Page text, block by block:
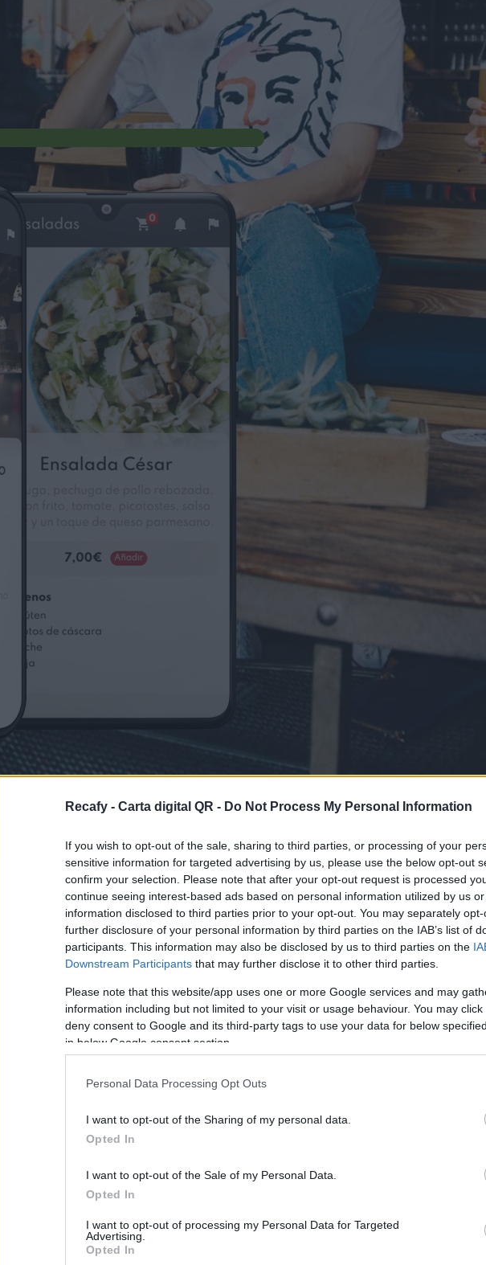
Recafy - Carta digital QR - Do Not Process My Personal Information
If you wish to opt-out of the sale, sharing to third parties, or processing of your
sensitive information for targeted advertising by us, please use the below opt-out
confirm your selection. Please note that after your opt-out request is processed
continue seeing interest-based ads based on personal information utilized by us
information disclosed to third parties prior to your opt-out. You may separately
further disclosure of your personal information by third parties on the IAB’s list of
participants. This information may also be disclosed by us to third parties on the
Downstream Participants that may further disclose it to other third parties.
Please note that this website/app uses one or more Google services and may
information including but not limited to your visit or usage behaviour. You may
deny consent to Google and its third-party tags to use your data for below
in below Google consent section.
Personal Data Processing Opt Outs
I want to opt-out of the Sharing of my personal data.
Opted In
I want to opt-out of the Sale of my Personal Data.
Opted In
I want to opt-out of processing my Personal Data for Targeted
Advertising.
Opted In
PARA BARES Y RESTAURANTES DE LA PROVINCIA DE PUNTARENAS
definitiva para tu bar o